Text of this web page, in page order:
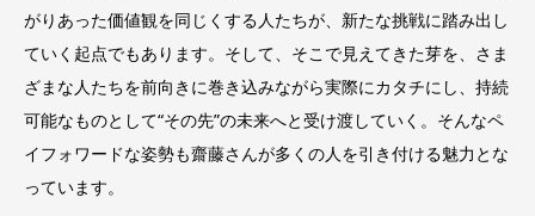
がりあった価値観を同じくする人たちが、新たな挑戦に踏み出し
ていく起点でもあります。そして、そこで見えてきた芽を、さま
ざまな人たちを前向きに巻き込みながら実際にカタチにし、持続
可能なものとして“その先”の未来へと受け渡していく。そんなペ
イフォワードな姿勢も齋藤さんが多くの人を引き付ける魅力とな
っています。